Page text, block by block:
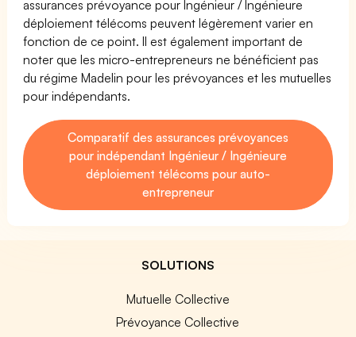
assurances prévoyance pour Ingénieur / Ingénieure
déploiement télécoms peuvent légèrement varier en
fonction de ce point. Il est également important de
noter que les micro-entrepreneurs ne bénéficient pas
du régime Madelin pour les prévoyances et les mutuelles
pour indépendants.
Comparatif des assurances prévoyances
pour indépendant Ingénieur / Ingénieure
déploiement télécoms pour auto-
entrepreneur
SOLUTIONS
Mutuelle Collective
Prévoyance Collective